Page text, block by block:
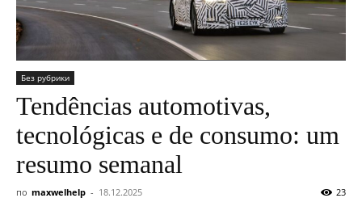
Без рубрики
Tendências automotivas,
tecnológicas e de consumo: um
resumo semanal
по maxwelhelp - 18.12.2025 23